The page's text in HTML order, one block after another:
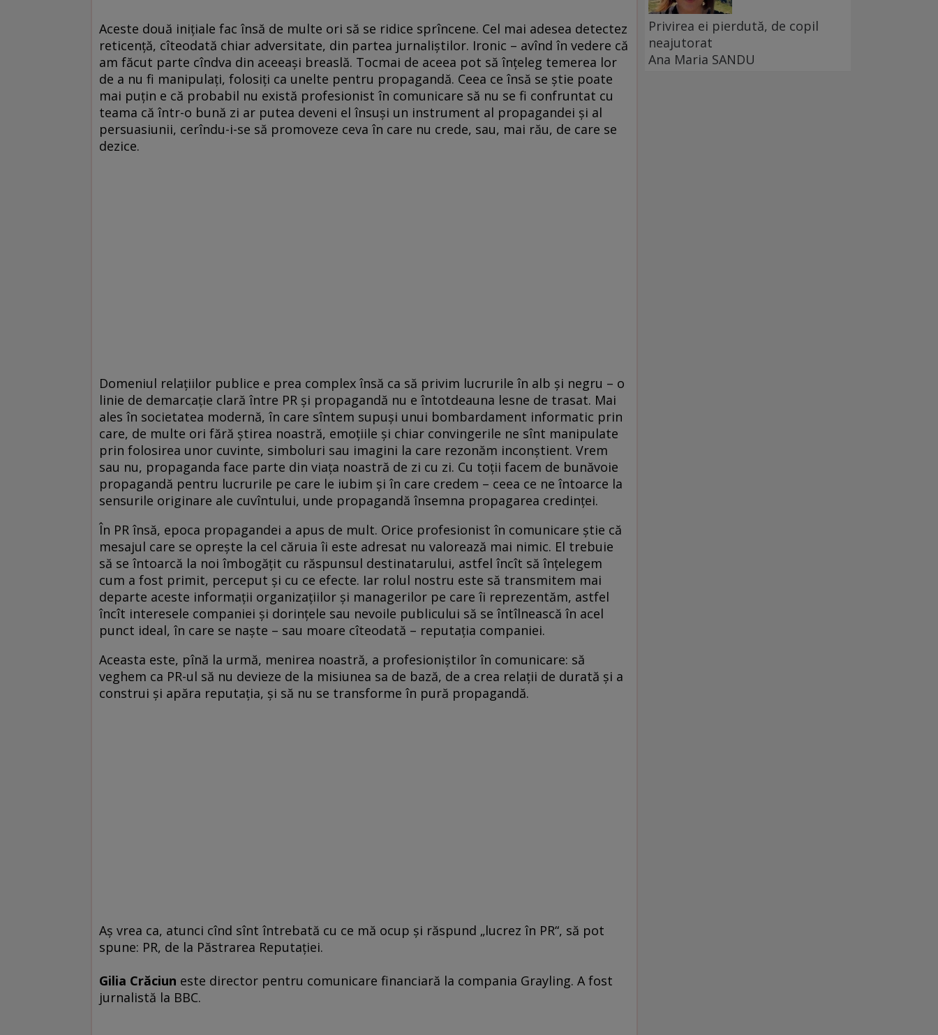
Aceste două iniţiale fac însă de multe ori să se ridice sprîncene. Cel mai adesea detectez
reticenţă, cîteodată chiar adversitate, din partea jurnaliştilor. Ironic – avînd în vedere că
am făcut parte cîndva din aceeaşi breaslă. Tocmai de aceea pot să înţeleg temerea lor
de a nu fi manipulaţi, folosiţi ca unelte pentru propagandă. Ceea ce însă se ştie poate
mai puţin e că probabil nu există profesionist în comunicare să nu se fi confruntat cu
teama că într-o bună zi ar putea deveni el însuşi un instrument al propagandei şi al
persuasiunii, cerîndu-i-se să promoveze ceva în care nu crede, sau, mai rău, de care se
dezice.
Domeniul relaţiilor publice e prea complex însă ca să privim lucrurile în alb şi negru – o
linie de demarcaţie clară între PR şi propagandă nu e întotdeauna lesne de trasat. Mai
ales în societatea modernă, în care sîntem supuşi unui bombardament informatic prin
care, de multe ori fără ştirea noastră, emoţiile şi chiar convingerile ne sînt manipulate
prin folosirea unor cuvinte, simboluri sau imagini la care rezonăm inconştient. Vrem
sau nu, propaganda face parte din viaţa noastră de zi cu zi. Cu toţii facem de bunăvoie
propagandă pentru lucrurile pe care le iubim şi în care credem – ceea ce ne întoarce la
sensurile originare ale cuvîntului, unde propagandă însemna propagarea credinţei.
În PR însă, epoca propagandei a apus de mult. Orice profesionist în comunicare ştie că
mesajul care se opreşte la cel căruia îi este adresat nu valorează mai nimic. El trebuie
să se întoarcă la noi îmbogăţit cu răspunsul destinatarului, astfel încît să înţelegem
cum a fost primit, perceput şi cu ce efecte. Iar rolul nostru este să transmitem mai
departe aceste informaţii organizaţiilor şi managerilor pe care îi reprezentăm, astfel
încît interesele companiei şi dorinţele sau nevoile publicului să se întîlnească în acel
punct ideal, în care se naşte – sau moare cîteodată – reputaţia companiei.
Aceasta este, pînă la urmă, menirea noastră, a profesioniştilor în comunicare: să
veghem ca PR-ul să nu devieze de la misiunea sa de bază, de a crea relaţii de durată şi a
construi şi apăra reputaţia, şi să nu se transforme în pură propagandă.
Aş vrea ca, atunci cînd sînt întrebată cu ce mă ocup şi răspund „lucrez în PR“, să pot
spune: PR, de la Păstrarea Reputaţiei.
Gilia Crăciun este director pentru comunicare financiară la compania Grayling. A fost
jurnalistă la BBC.
Privirea ei pierdută, de copil
neajutorat
Ana Maria SANDU